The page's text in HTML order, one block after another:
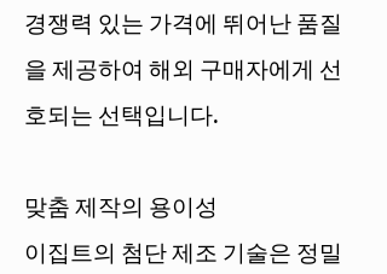
경쟁력 있는 가격에 뛰어난 품질
을 제공하여 해외 구매자에게 선
호되는 선택입니다.
맞춤 제작의 용이성
이집트의 첨단 제조 기술은 정밀